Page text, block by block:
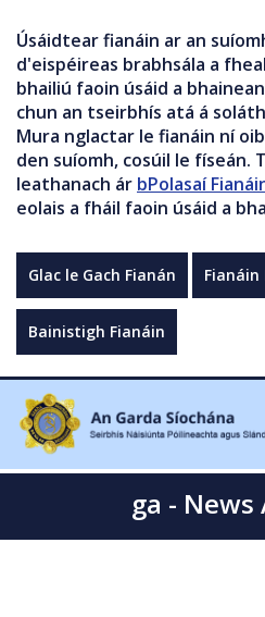
Úsáidtear fianáin ar an
d'eispéireas brabhsála a
bhailiú faoin úsáid a
chun an tseirbhís atá á
Mura nglactar le fianáin ní
den suíomh, cosúil le físeán.
leathanach ár bPolasaí
eolais a fháil faoin úsáid a
Glac le Gach Fianán
Bainistigh Fianáin
ga -